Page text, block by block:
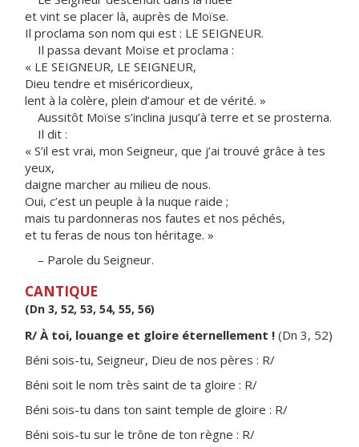
et vint se placer là, auprès de Moïse.
Il proclama son nom qui est : LE SEIGNEUR.
Il passa devant Moïse et proclama :
« LE SEIGNEUR, LE SEIGNEUR,
Dieu tendre et miséricordieux,
lent à la colère, plein d’amour et de vérité. »
Aussitôt Moïse s’inclina jusqu’à terre et se prosterna.
Il dit :
« S’il est vrai, mon Seigneur, que j’ai trouvé grâce à tes
yeux,
daigne marcher au milieu de nous.
Oui, c’est un peuple à la nuque raide ;
mais tu pardonneras nos fautes et nos péchés,
et tu feras de nous ton héritage. »
– Parole du Seigneur.
CANTIQUE
(Dn 3, 52, 53, 54, 55, 56)
R/ À toi, louange et gloire éternellement ! (Dn 3, 52)
Béni sois-tu, Seigneur, Dieu de nos pères : R/
Béni soit le nom très saint de ta gloire : R/
Béni sois-tu dans ton saint temple de gloire : R/
Béni sois-tu sur le trône de ton règne : R/